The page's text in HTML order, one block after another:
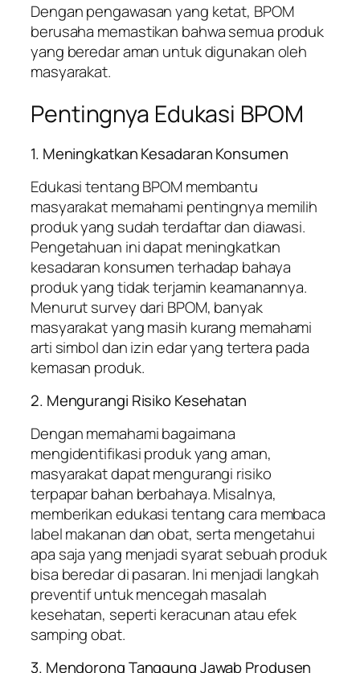
Dengan pengawasan yang ketat, BPOM
berusaha memastikan bahwa semua produk
yang beredar aman untuk digunakan oleh
masyarakat.
Pentingnya Edukasi BPOM
1. Meningkatkan Kesadaran Konsumen
Edukasi tentang BPOM membantu
masyarakat memahami pentingnya memilih
produk yang sudah terdaftar dan diawasi.
Pengetahuan ini dapat meningkatkan
kesadaran konsumen terhadap bahaya
produk yang tidak terjamin keamanannya.
Menurut survey dari BPOM, banyak
masyarakat yang masih kurang memahami
arti simbol dan izin edar yang tertera pada
kemasan produk.
2. Mengurangi Risiko Kesehatan
Dengan memahami bagaimana
mengidentifikasi produk yang aman,
masyarakat dapat mengurangi risiko
terpapar bahan berbahaya. Misalnya,
memberikan edukasi tentang cara membaca
label makanan dan obat, serta mengetahui
apa saja yang menjadi syarat sebuah produk
bisa beredar di pasaran. Ini menjadi langkah
preventif untuk mencegah masalah
kesehatan, seperti keracunan atau efek
samping obat.
3. Mendorong Tanggung Jawab Produsen